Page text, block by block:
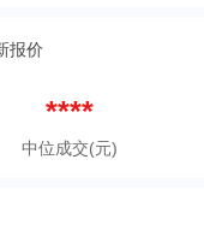
报价
****
中位成交(元)